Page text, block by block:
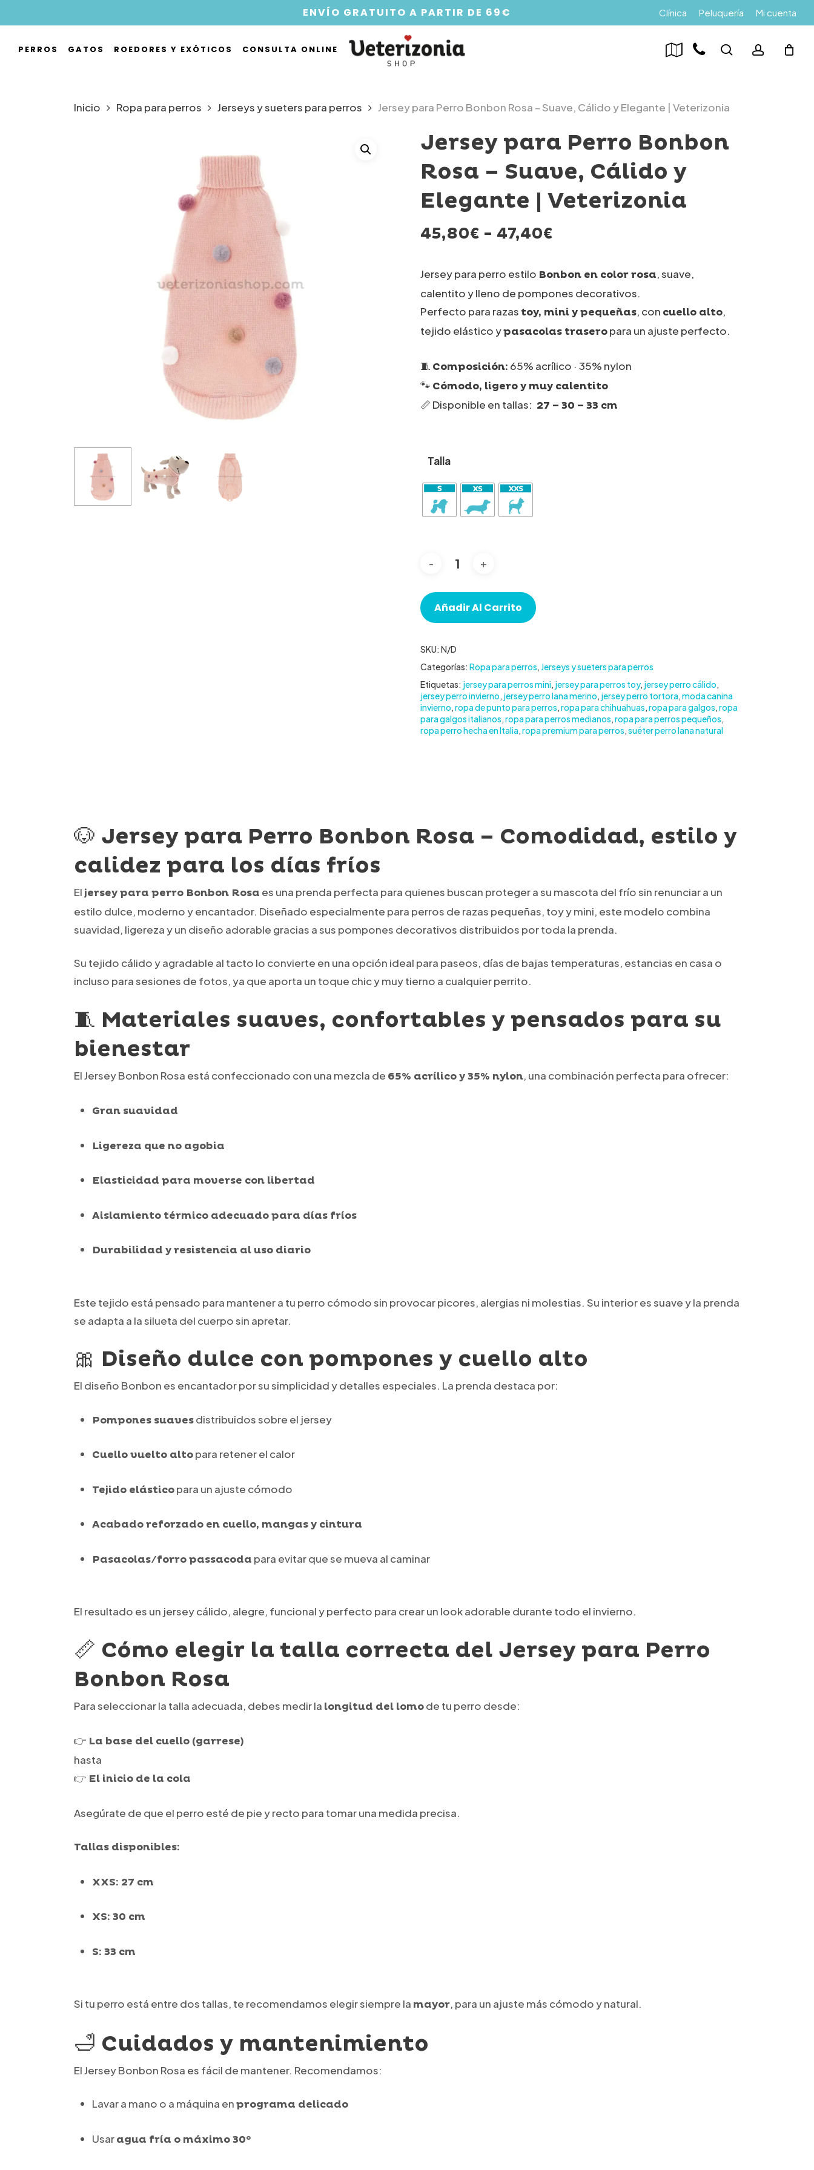
to
main
ENVÍO GRATUITO A PARTIR DE 69€ Clínica Peluquería Mi cuenta
PERROS GATOS ROEDORES Y EXÓTICOS CONSULTA ONLINE search account
Inicio Ropa para perros Jerseys y sueters para perros Jersey para Perro Bonbon Rosa – Suave, Cálido y Elegante | Veterizonia
Jersey para Perro Bonbon
Rosa – Suave, Cálido y
Elegante | Veterizonia
45,80€ - 47,40€Rango
precios:
desde
45,80€
hasta
47,40€
Jersey para perro estilo Bonbon en color rosa, suave,
calentito y lleno de pompones decorativos.
Perfecto para razas toy, mini y pequeñas, con cuello alto,
tejido elástico ypasacolas traseropara un ajuste perfecto.
🧵 Composición: 65% acrílico · 35% nylon
🐾 Cómodo, ligero y muy calentito
📏 Disponible en tallas: 27 – 30 – 33 cm
Talla
Añadir Al Carrito
SKU: N/D
Categorías: Ropa para perros, Jerseys y sueters para perros
Etiquetas: jersey para perros mini, jersey para perros toy, jersey perro cálido,
jersey perro invierno, jersey perro lana merino, jersey perro tortora,moda canina
invierno,ropa de punto para perros,ropa para chihuahuas,ropa para galgos,ropa
para galgos italianos,ropa para perros medianos,ropa para perros pequeños,
ropa perro hecha en Italia,ropa premium para perros,suéter perro lana natural
🐶 Jersey para Perro Bonbon Rosa – Comodidad, estilo y
calidez para los días fríos
El jersey para perro Bonbon Rosa es una prenda perfecta para quienes buscan proteger a su mascota del frío sin renunciar a un
estilo dulce, moderno y encantador. Diseñado especialmente para perros de razas pequeñas, toy y mini, este modelo combina
suavidad, ligereza y un diseño adorable gracias a sus pompones decorativos distribuidos por toda la prenda.
Su tejido cálido y agradable al tacto lo convierte en una opción ideal para paseos, días de bajas temperaturas, estancias en casa o
incluso para sesiones de fotos, ya que aporta un toque chic y muy tierno a cualquier perrito.
🧵 Materiales suaves, confortables y pensados para su
bienestar
El Jersey Bonbon Rosa está confeccionado con una mezcla de 65% acrílico y 35% nylon, una combinación perfecta para ofrecer:
Gran suavidad
Ligereza que no agobia
Elasticidad para moverse con libertad
Aislamiento térmico adecuado para días fríos
Durabilidad y resistencia al uso diario
Este tejido está pensado para mantener a tu perro cómodo sin provocar picores, alergias ni molestias. Su interior es suave y la prenda
se adapta a la silueta del cuerpo sin apretar.
🎀 Diseño dulce con pompones y cuello alto
El diseño Bonbon es encantador por su simplicidad y detalles especiales. La prenda destaca por:
Pompones suavesdistribuidos sobre el jersey
Cuello vuelto altopara retener el calor
Tejido elásticopara un ajuste cómodo
Acabado reforzado en cuello, mangas y cintura
Pasacolas/forro passacoda para evitar que se mueva al caminar
El resultado es un jersey cálido, alegre, funcional y perfecto para crear un look adorable durante todo el invierno.
📏 Cómo elegir la talla correcta del Jersey para Perro
Bonbon Rosa
Para seleccionar la talla adecuada, debes medir la longitud del lomode tu perro desde:
👉 La base del cuello (garrese)
hasta
👉 El inicio de la cola
Asegúrate de que el perro esté de pie y recto para tomar una medida precisa.
Tallas disponibles:
XXS: 27 cm
XS: 30 cm
S: 33 cm
Si tu perro está entre dos tallas, te recomendamos elegir siempre la mayor, para un ajuste más cómodo y natural.
🛁 Cuidados y mantenimiento
El Jersey Bonbon Rosa es fácil de mantener. Recomendamos:
Lavar a mano o a máquina enprograma delicado
Usaragua fría o máximo 30°
Menu